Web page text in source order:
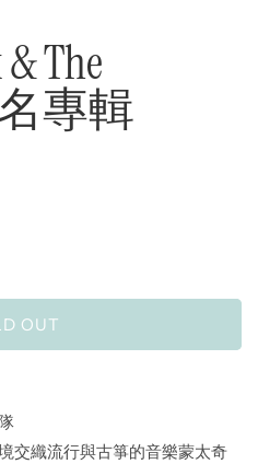
& The
專輯
OUT
交織流行與古箏的音樂蒙太奇